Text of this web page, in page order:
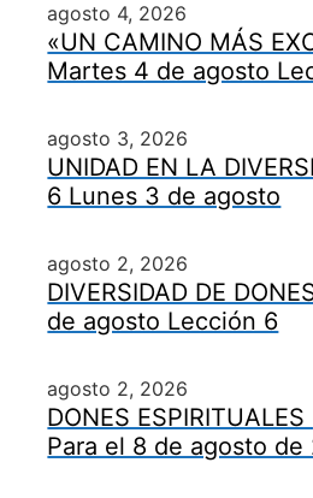
agosto 4, 2026
«UN CAMINO MÁS
Martes 4 de agosto
agosto 3, 2026
UNIDAD EN LA
6 Lunes 3 de agosto
agosto 2, 2026
DIVERSIDAD DE
de agosto Lección 6
agosto 2, 2026
DONES
Para el 8 de agosto de